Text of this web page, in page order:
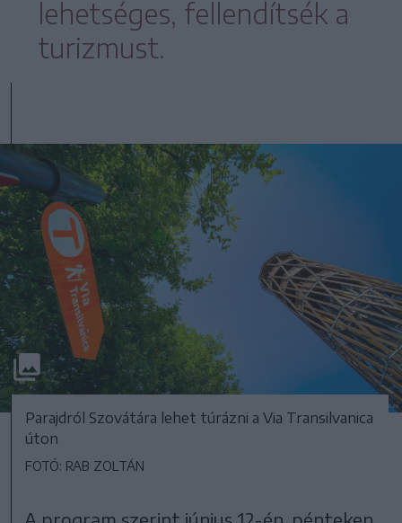
lehetséges, fellendítsék a
turizmust.
Parajdról Szovátára lehet túrázni a Via Transilvanica
úton
FOTÓ: RAB ZOLTÁN